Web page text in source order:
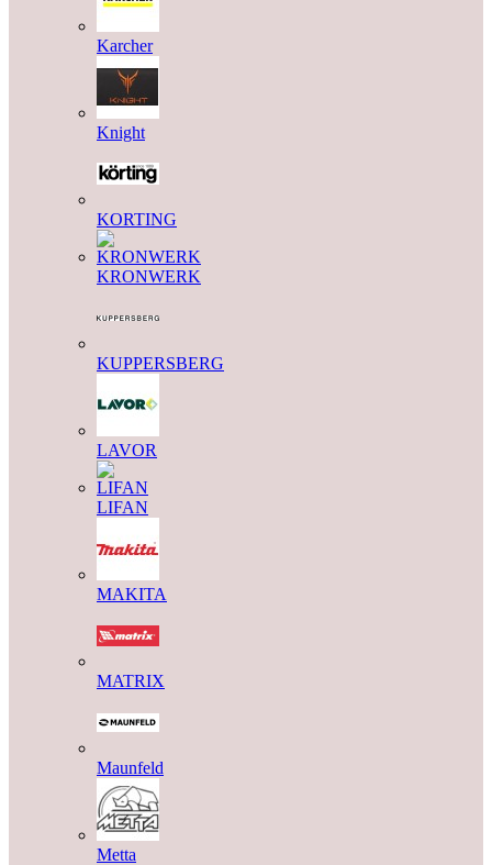
Karcher
Knight
KORTING
KRONWERK
KUPPERSBERG
LAVOR
LIFAN
MAKITA
MATRIX
Maunfeld
Metta